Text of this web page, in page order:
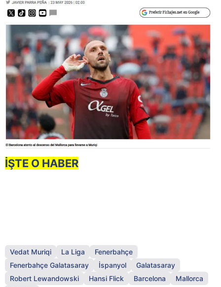
İŞTE O HABER
Vedat Muriqi La Liga
Fenerbahçe
Fenerbahçe Galatasaray
İspanyol
Galatasaray
Robert Lewandowski
Hansi Flick Barcelona
Mallorca